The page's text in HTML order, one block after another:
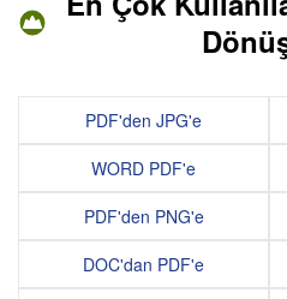
PDF'den JPG'e
WORD PDF'e
PDF'den PNG'e
DOC'dan PDF'e